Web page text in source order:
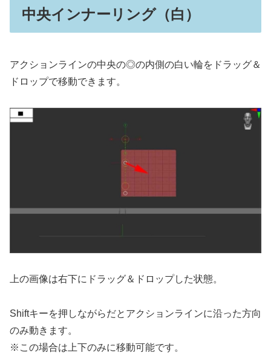
中央インナーリング（白）
アクションラインの中央の◎の内側の白い輪をドラッグ＆
ドロップで移動できます。
上の画像は右下にドラッグ＆ドロップした状態。
Shiftキーを押しながらだとアクションラインに沿った方向
のみ動きます。
※この場合は上下のみに移動可能です。